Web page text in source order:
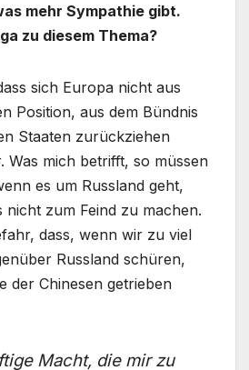
mehr Sympathie gibt.
zu diesem Thema?
sich Europa nicht aus
Position, aus dem Bündnis
Staaten zurückziehen
Was mich betrifft, so müssen
es um Russland geht,
nicht zum Feind zu machen.
dass, wenn wir zu viel
Russland schüren,
der Chinesen getrieben
Macht, die mir zu